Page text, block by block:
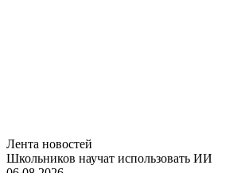
Лента новостей
Школьников научат использовать ИИ